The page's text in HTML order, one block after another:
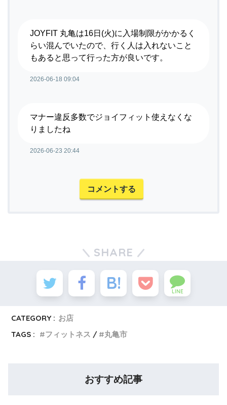
JOYFIT 丸亀は16日(火)に入場制限がかかるく
らい混んでいたので、行く人は入れないこと
もあると思って行った方が良いです。
2026-06-18 09:04
マナー違反多数でジョイフィット使えなくな
りましたね
2026-06-23 20:44
コメントする
SHARE
LINE
CATEGORY : お店
TAGS :
フィットネス 丸亀市
おすすめ記事